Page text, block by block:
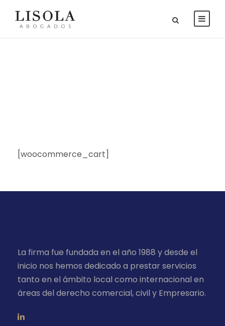
[woocommerce_cart]
La firma fue fundada en el año 1988 y desde el
inicio nos hemos dedicado a prestar servicios
tanto en el ámbito local como internacional en
áreas del derecho comercial, civil y Empresario.